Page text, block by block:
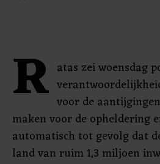
R atas zei woensdag
voor de
maken voor de opheldering
automatisch tot gevolg dat
land van ruim 1,3 miljoen